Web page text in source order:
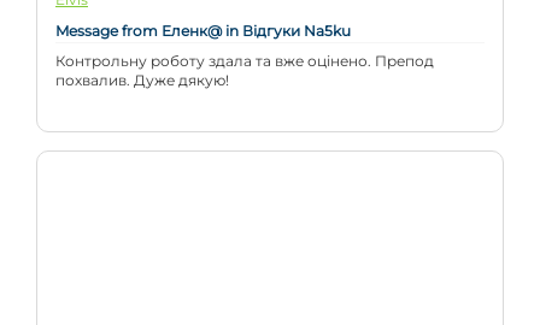
Message from Еленк@ in Відгуки Na5ku
Контрольну роботу здала та вже оцінено. Препод
похвалив. Дуже дякую!